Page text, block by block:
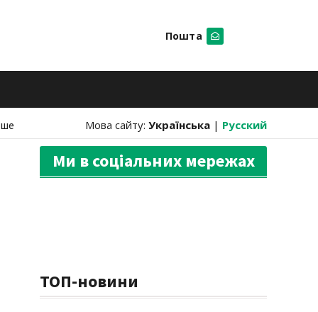
Пошта
Мова сайту: Українська | Русский
Ми в соціальних мережах
ТОП-новини